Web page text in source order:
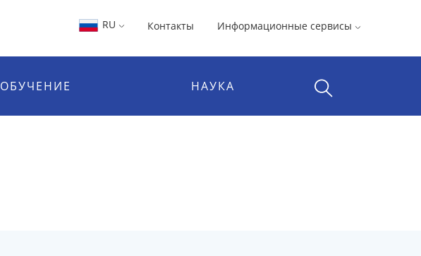
RU Контакты Информационные сервисы
ОБУЧЕНИЕ НАУКА